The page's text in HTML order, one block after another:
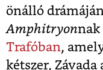
önálló
Amphitryonnak
Trafóban,
kétszer,